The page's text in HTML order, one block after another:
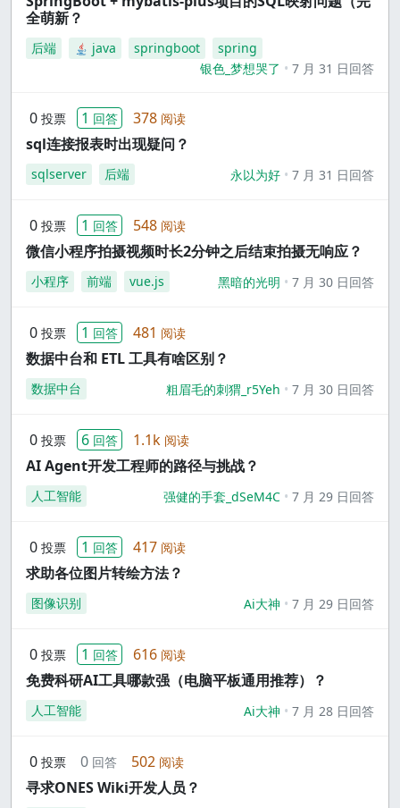
全萌新？
后端 java springboot
spring
银色_梦想哭了
7 月 31 日回答
0 投票 1 回答 378 阅读
sql连接报表时出现疑问？
sqlserver 后端 永以为好 7 月 31 日回答
0 投票 1 回答 548 阅读
微信小程序拍摄视频时长2分钟之后结束拍摄无响应？
小程序 前端 vue.js 黑暗的光明 7 月 30 日回答
0 投票 1 回答 481 阅读
数据中台和 ETL 工具有啥区别？
数据中台 粗眉毛的刺猬_r5Yeh 7 月 30 日回答
0 投票 6 回答 1.1k 阅读
AI Agent开发工程师的路径与挑战？
人工智能 强健的手套_dSeM4C 7 月 29 日回答
0 投票 1 回答 417 阅读
求助各位图片转绘方法？
图像识别 Ai大神 7 月 29 日回答
0 投票 1 回答 616 阅读
免费科研AI工具哪款强（电脑平板通用推荐）？
人工智能 Ai大神 7 月 28 日回答
0 投票 0 回答 502 阅读
寻求ONES Wiki开发人员？